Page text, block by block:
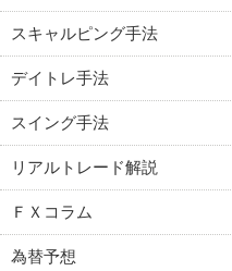
スキャルピング手法
デイトレ手法
スイング手法
リアルトレード解説
ＦＸコラム
為替予想